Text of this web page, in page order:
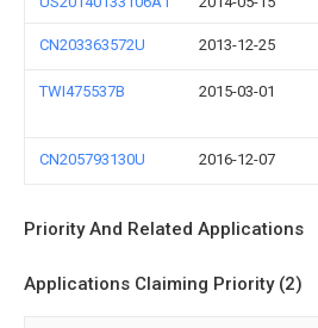
CN203363572U 2013-12-25
TWI475537B 2015-03-01
CN205793130U 2016-12-07
Priority And Related Applications
Applications Claiming Priority (2)